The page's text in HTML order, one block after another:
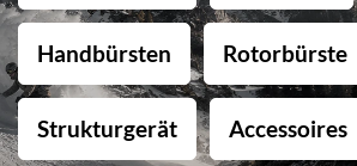
Handbürsten Rotorbürste
Strukturgerät Accessoires